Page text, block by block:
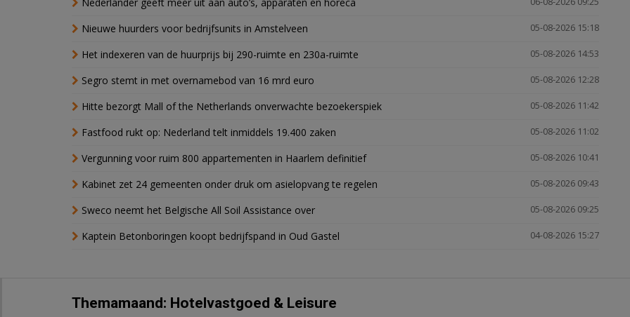
05-08-2026 15:18
Nieuwe huurders voor bedrijfsunits in Amstelveen
05-08-2026 14:53
Het indexeren van de huurprijs bij 290-ruimte en 230a-ruimte
05-08-2026 12:28
Segro stemt in met overnamebod van 16 mrd euro
05-08-2026 11:42
Hitte bezorgt Mall of the Netherlands onverwachte bezoekerspiek
05-08-2026 11:02
Fastfood rukt op: Nederland telt inmiddels 19.400 zaken
05-08-2026 10:41
Vergunning voor ruim 800 appartementen in Haarlem definitief
05-08-2026 09:43
Kabinet zet 24 gemeenten onder druk om asielopvang te regelen
05-08-2026 09:25
Sweco neemt het Belgische All Soil Assistance over
04-08-2026 15:27
Kaptein Betonboringen koopt bedrijfspand in Oud Gastel
Themamaand: Hotelvastgoed & Leisure